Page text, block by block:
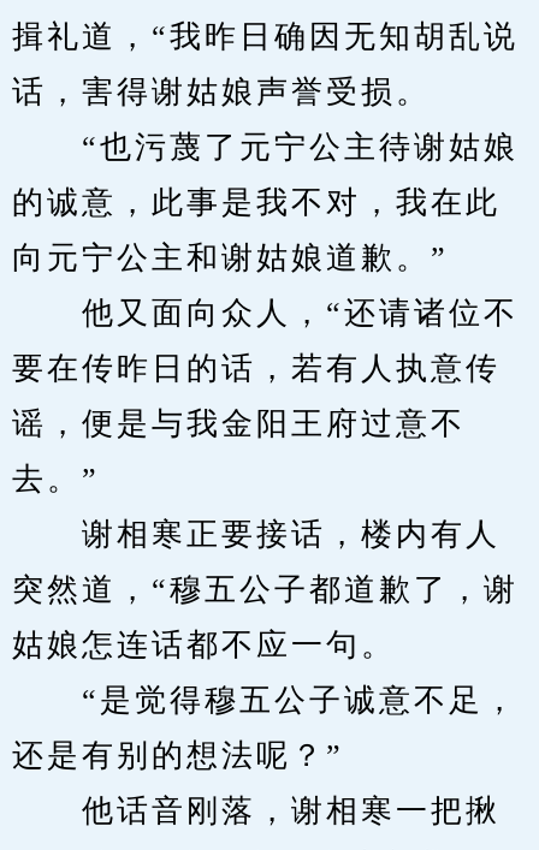
揖礼道，“我昨日确因无知胡乱说
话，害得谢姑娘声誉受损。
“也污蔑了元宁公主待谢姑娘
的诚意，此事是我不对，我在此
向元宁公主和谢姑娘道歉。”
他又面向众人，“还请诸位不
要在传昨日的话，若有人执意传
谣，便是与我金阳王府过意不
去。”
谢相寒正要接话，楼内有人
突然道，“穆五公子都道歉了，谢
姑娘怎连话都不应一句。
“是觉得穆五公子诚意不足，
还是有别的想法呢？”
他话音刚落，谢相寒一把揪